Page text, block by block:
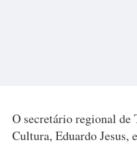
O secretário regional
Cultura, Eduardo Jesus,